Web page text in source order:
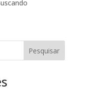
Pesquisar